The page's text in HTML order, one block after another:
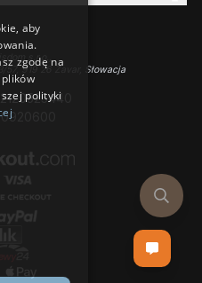
s.r.o.,
57, 919 26 Zavar, Słowacja
aby
zgodę na
polityki